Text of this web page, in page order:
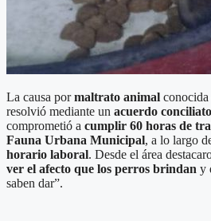
La causa pormaltrato animal
resolvió mediante un acuerdo
comprometió a cumplir 60 horas de
Fauna Urbana Municipal, a lo largo
horario laboral. Desde el área
ver el afecto que los perros brindan y
saben dar”.